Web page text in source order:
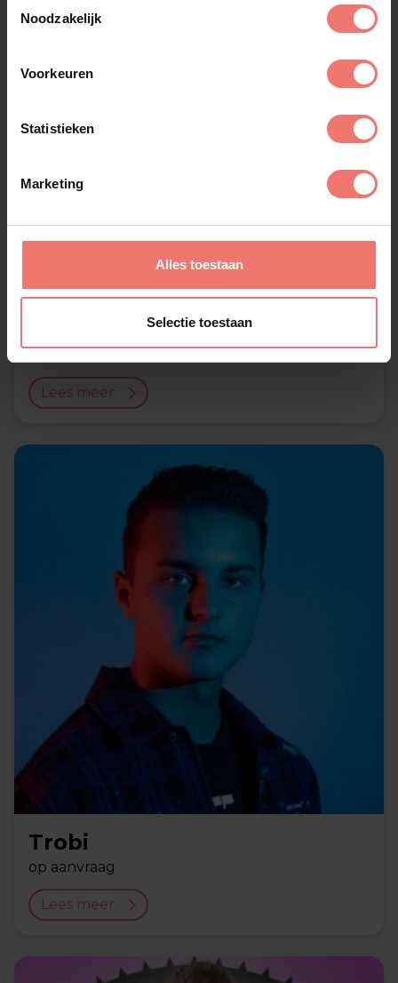
Noodzakelijk
Voorkeuren
Statistieken
Marketing
Alles toestaan
Selectie toestaan
Dwight Dissels
Lees meer
Trobi
op aanvraag
Lees meer